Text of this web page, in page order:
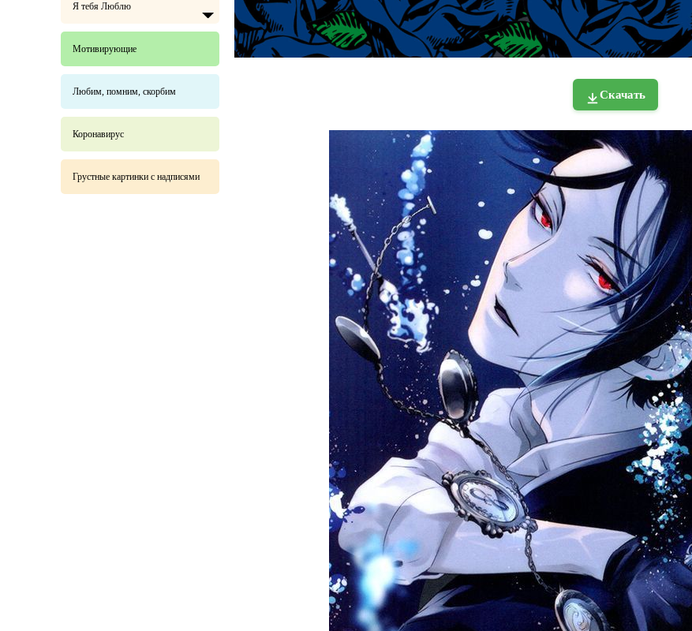
Я тебя Люблю
Мотивирующие
Любим, помним, скорбим
Коронавирус
Грустные картинки с надписями
Скачать